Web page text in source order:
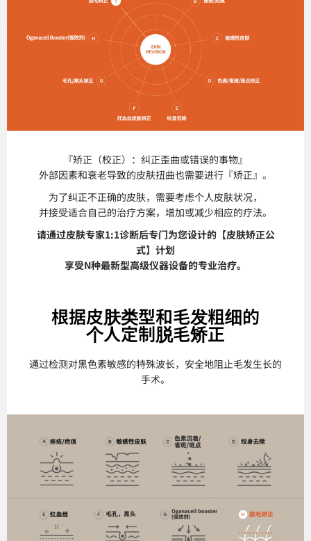
『矫正（校正）：纠正歪曲或错误的事物』
外部因素和衰老导致的皮肤扭曲也需要进行『矫正』。
为了纠正不正确的皮肤，需要考虑个人皮肤状况，
并接受适合自己的治疗方案，增加或减少相应的疗法。
请通过皮肤专家1:1诊断后专门为您设计的【皮肤矫正公
式】计划
享受N种最新型高级仪器设备的专业治疗。
根据皮肤类型和毛发粗细的
个人定制脱毛矫正
通过检测对黑色素敏感的特殊波长，安全地阻止毛发生长的
手术。